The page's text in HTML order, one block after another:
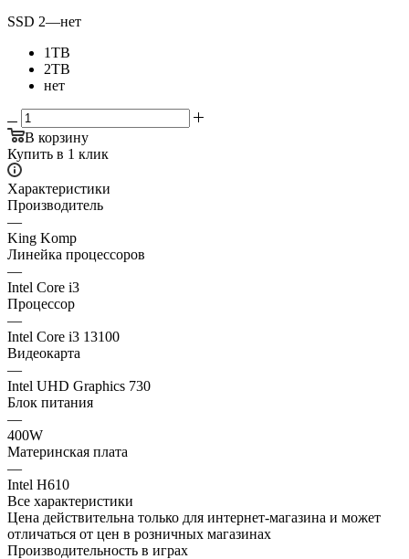
SSD 2—нет
1TB
2TB
нет
В корзину
Купить в 1 клик
Характеристики
Производитель
—
King Komp
Линейка процессоров
—
Intel Core i3
Процессор
—
Intel Core i3 13100
Видеокарта
—
Intel UHD Graphics 730
Блок питания
—
400W
Материнская плата
—
Intel H610
Все характеристики
Цена действительна только для интернет-магазина и может
отличаться от цен в розничных магазинах
Производительность в играх